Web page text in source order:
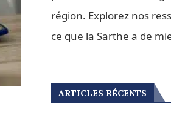
région. Explorez nos
ce que la Sarthe a de
ARTICLES RÉCENTS